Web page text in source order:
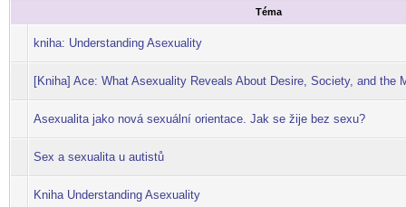
Téma
kniha: Understanding Asexuality
[Kniha] Ace: What Asexuality Reveals About Desire, Society, and the
Asexualita jako nová sexuální orientace. Jak se žije bez sexu?
Sex a sexualita u autistů
Kniha Understanding Asexuality